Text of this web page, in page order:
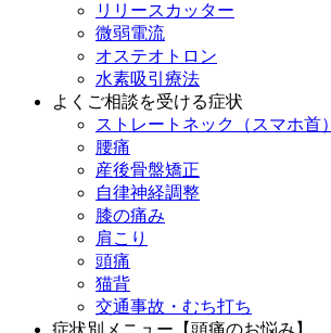
リリースカッター
微弱電流
オステオトロン
水素吸引療法
よくご相談を受ける症状
ストレートネック（スマホ首）
腰痛
産後骨盤矯正
自律神経調整
膝の痛み
肩こり
頭痛
猫背
交通事故・むち打ち
症状別メニュー【頭痛のお悩み】